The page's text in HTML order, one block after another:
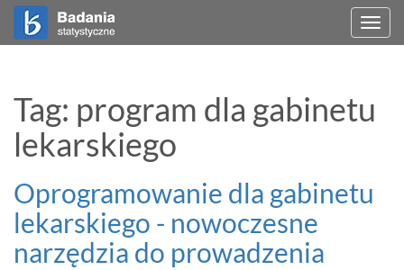
Tag: program dla gabinetu
lekarskiego
Oprogramowanie dla gabinetu
lekarskiego - nowoczesne
narzędzia do prowadzenia